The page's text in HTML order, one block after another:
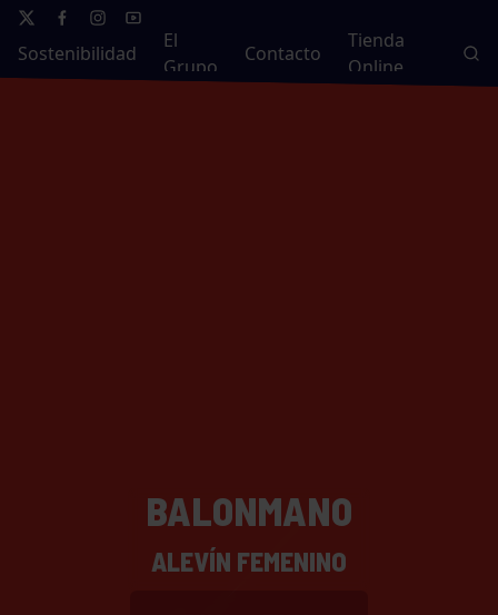
Sostenibilidad
El
Grupo
Contacto
Tienda
Online
BALONMANO
ALEVÍN FEMENINO